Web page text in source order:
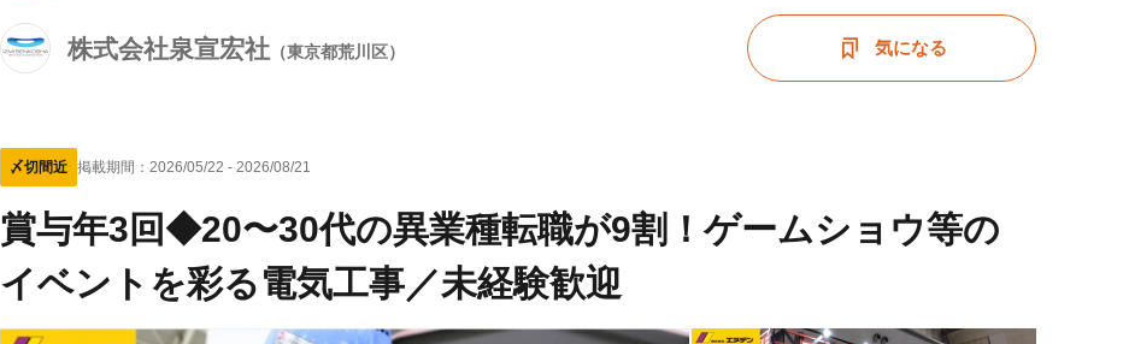
株式会社泉宣宏社 （東京都荒川区） 気になる
〆切間近 掲載期間： 2026/05/22 - 2026/08/21
賞与年3回◆20〜30代の異業種転職が9割！ゲームショウ等の
イベントを彩る電気工事／未経験歓迎